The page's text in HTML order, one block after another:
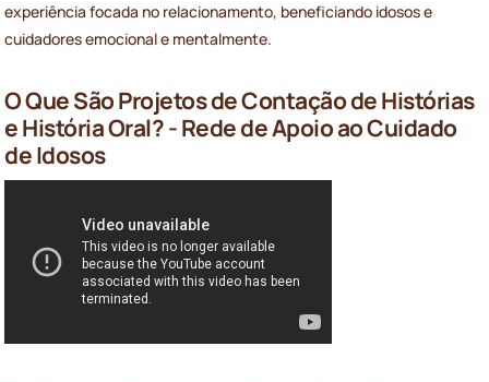
experiência focada no relacionamento, beneficiando idosos e
cuidadores emocional e mentalmente.
O Que São Projetos de Contação de Histórias
e História Oral? - Rede de Apoio ao Cuidado
de Idosos